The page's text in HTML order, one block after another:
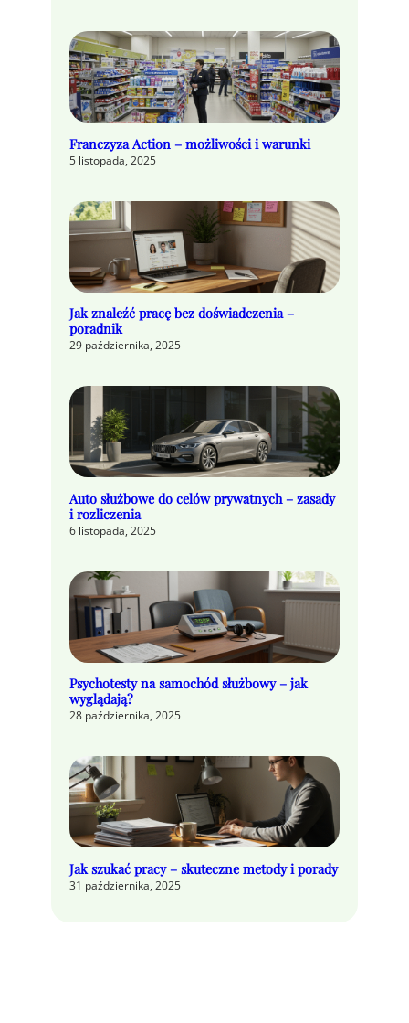
Franczyza Action – możliwości i warunki
5 listopada, 2025
Jak znaleźć pracę bez doświadczenia –
poradnik
29 października, 2025
Auto służbowe do celów prywatnych – zasady
i rozliczenia
6 listopada, 2025
Psychotesty na samochód służbowy – jak
wyglądają?
28 października, 2025
Jak szukać pracy – skuteczne metody i porady
31 października, 2025